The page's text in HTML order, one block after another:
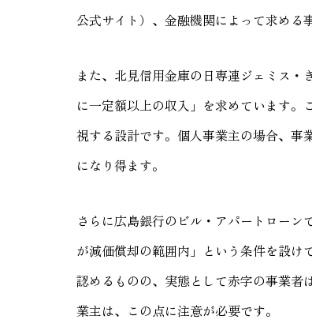
公式サイト）、金融機関によって求める
また、北見信用金庫の日専連ジェミス
に一定額以上の収入」を求めています
視する設計です。個人事業主の場合、事
になり得ます。
さらに広島銀行のビル・アパートロー
が減価償却の範囲内」という条件を設
認めるものの、実態として赤字の事業者
業主は、この点に注意が必要です。